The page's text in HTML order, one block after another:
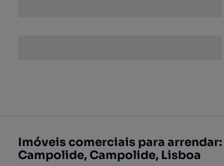
Imóveis comerciais para
Campolide, Campolide, Lisboa